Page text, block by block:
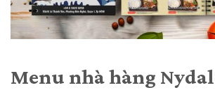
Menu nhà hàng